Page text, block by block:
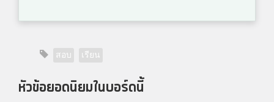
สอบ เรียน
หัวข้อยอดนิยมในบอร์ดนี้